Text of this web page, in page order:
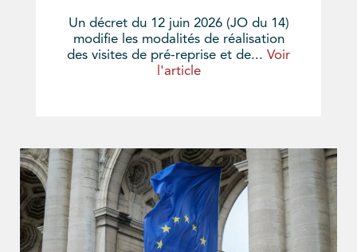
Un décret du 12 juin 2026 (JO du 14)
modifie les modalités de réalisation
des visites de pré-reprise et de... Voir
l'article